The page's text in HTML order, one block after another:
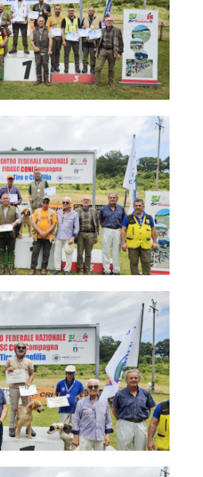
Modelli e moduli
Albo Atleti Cinofili
Guida Locandine Ufficiali
Tiro di Campagna
English e Training Sporting
Tiro a Palla
Tiro con l'arco da caccia
Field Target
Softair
Cinofilia Sportiva
Agility
DiscDog